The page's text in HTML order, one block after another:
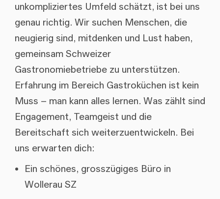
unkompliziertes Umfeld schätzt, ist bei uns
genau richtig. Wir suchen Menschen, die
neugierig sind, mitdenken und Lust haben,
gemeinsam Schweizer
Gastronomiebetriebe zu unterstützen.
Erfahrung im Bereich Gastroküchen ist kein
Muss – man kann alles lernen. Was zählt sind
Engagement, Teamgeist und die
Bereitschaft sich weiterzuentwickeln. Bei
uns erwarten dich:
Ein schönes, grosszügiges Büro in
Wollerau SZ